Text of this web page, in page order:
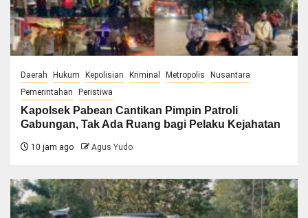
Daerah Hukum Kepolisian Kriminal Metropolis
Nusantara
Pemerintahan
Peristiwa
Kapolsek Pabean Cantikan Pimpin Patroli
Gabungan, Tak Ada Ruang bagi Pelaku Kejahatan
10 jam ago Agus Yudo